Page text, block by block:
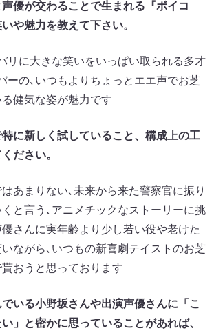
優が交わることで生まれる『ボイコ
や魅力を教えて下さい。
リに大きな笑いをいっぱい取られる多才
ーの､いつもよりちょっとエエ声でお芝
健気な姿が魅力です
に新しく試していること、構成上の工
ださい。
あまりない､未来から来た警察官に振り
と言う､アニメチックなストーリーに挑
さんに実年齢より少し若い役や老けた
ながら､いつもの新喜劇テイストのお芝
おうと思っております
いる小野坂さんや出演声優さんに「こ
」と密かに思っていることがあれば、